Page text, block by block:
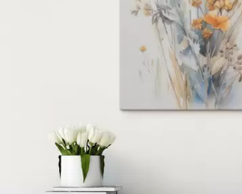
Яскраві, насичені кольори
Стійкість до вицвітання
Безпечне чорнило без запаху
Поверхня з текстурою полотна
Екологічний матеріал